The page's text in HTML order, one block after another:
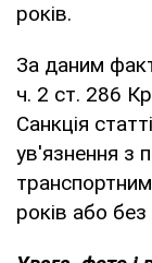
років.
За даним
ч. 2 ст. 286
Санкція
ув'язнення з
років або без